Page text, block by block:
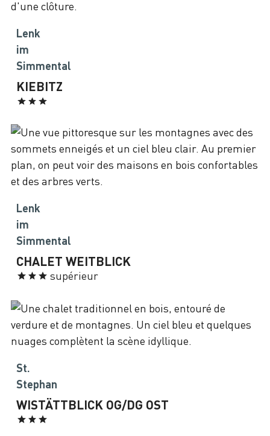
Lenk
im
Simmental
KIEBITZ
Lenk
im
Simmental
CHALET WEITBLICK
supérieur
St.
Stephan
WISTÄTTBLICK OG/DG OST